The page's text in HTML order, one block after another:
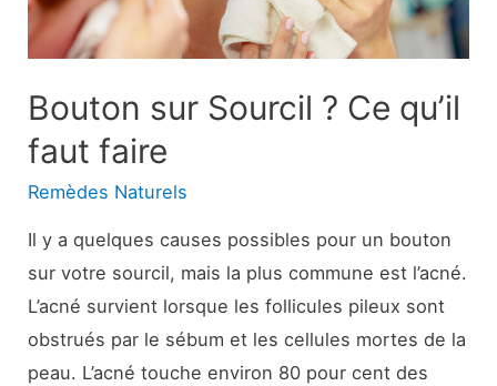
Bouton sur Sourcil ? Ce qu’il
faut faire
Remèdes Naturels
Il y a quelques causes possibles pour un bouton
sur votre sourcil, mais la plus commune est l’acné.
L’acné survient lorsque les follicules pileux sont
obstrués par le sébum et les cellules mortes de la
peau. L’acné touche environ 80 pour cent des